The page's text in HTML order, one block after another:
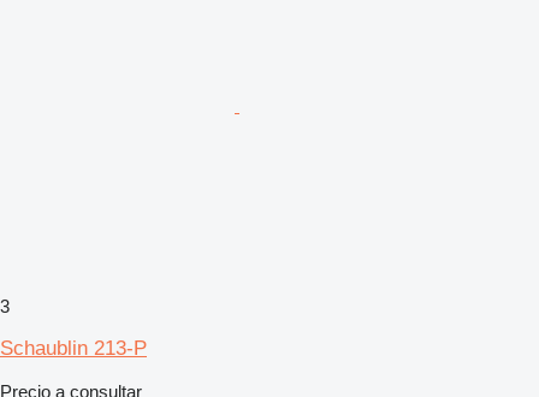
3
Schaublin 213-P
Precio a consultar